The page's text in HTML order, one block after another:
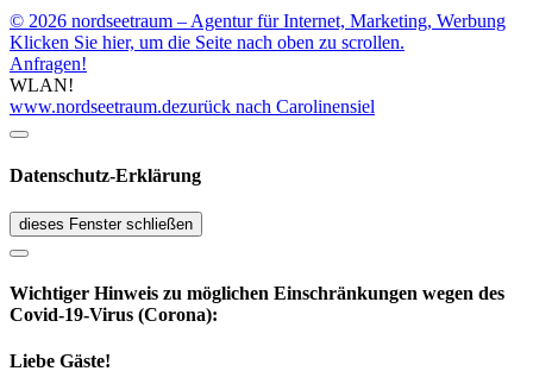
© 2026 nordseetraum – Agentur für Internet, Marketing, Werbung
Klicken Sie hier, um die Seite nach oben zu scrollen.
Anfragen!
WLAN!
www.nordseetraum.dezurück nach Carolinensiel
Datenschutz-Erklärung
dieses Fenster schließen
Wichtiger Hinweis zu möglichen Ein­schränk­ungen wegen des
Covid-19-Virus (Corona):
Liebe Gäste!